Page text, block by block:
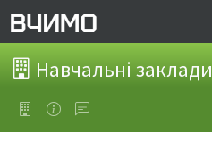
Навчальні заклади